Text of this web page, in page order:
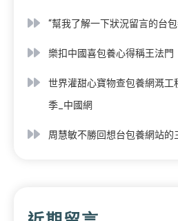
“幫我了解一下狀況留言的台
樂扣中國喜包養心得稱王法門
世界灌甜心寶物查包養網溉
季_中國網
周慧敏不勝回想台包養網站的